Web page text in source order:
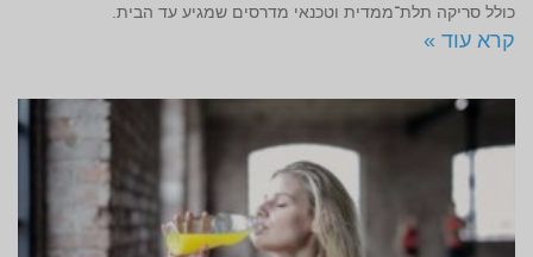
כולל סריקה תלת־ממדית וטכנאי מדרסים שמגיע עד הבית.
קרא עוד »